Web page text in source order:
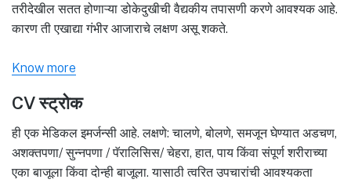
तरीदेखील सतत होणाऱ्या डोकेदुखीची वैद्यकीय तपासणी करणे आवश्यक आहे.
कारण ती एखाद्या गंभीर आजाराचे लक्षण असू शकते.
Know more
CV स्ट्रोक
ही एक मेडिकल इमर्जन्सी आहे. लक्षणे: चालणे, बोलणे, समजून घेण्यात अडचण,
अशक्तपणा/ सुन्नपणा / पॅरालिसिस/ चेहरा, हात, पाय किंवा संपूर्ण शरीराच्या
एका बाजूला किंवा दोन्ही बाजूला. यासाठी त्वरित उपचारांची आवश्यकता